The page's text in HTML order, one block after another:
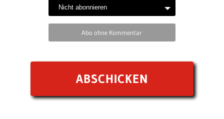
Abo ohne Kommentar